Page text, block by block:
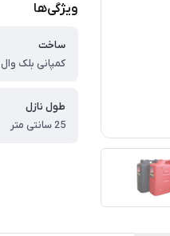
ویژگی‌ها
ساخت
کمپانی بلک وال
طول نازل
25 سانتی متر